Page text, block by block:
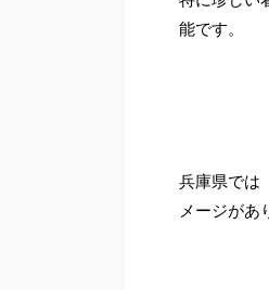
能です。
兵庫県では
メージがあ